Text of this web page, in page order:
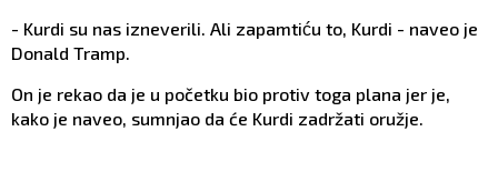
- Kurdi su nas izneverili. Ali zapamtiću to, Kurdi - naveo je
Donald Tramp.
On je rekao da je u početku bio protiv toga plana jer je,
kako je naveo, sumnjao da će Kurdi zadržati oružje.